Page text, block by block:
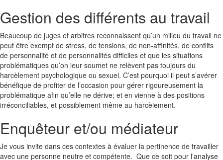
Gestion des différents au travail
Beaucoup de juges et arbitres reconnaissent qu’un milieu du travail ne
peut être exempt de stress, de tensions, de non-affinités, de conflits
de personnalité et de personnalités difficiles et que les situations
problématiques qu’on leur soumet ne relèvent pas toujours du
harcèlement psychologique ou sexuel. C’est pourquoi il peut s’avérer
bénéfique de profiter de l’occasion pour gérer rigoureusement la
problématique afin qu’elle ne dérive; et en vienne à des positions
irréconciliables, et possiblement même au harcèlement.
Enquêteur et/ou médiateur
Je vous invite dans ces contextes à évaluer la pertinence de travailler
avec une personne neutre et compétente. Que ce soit pour l’analyse